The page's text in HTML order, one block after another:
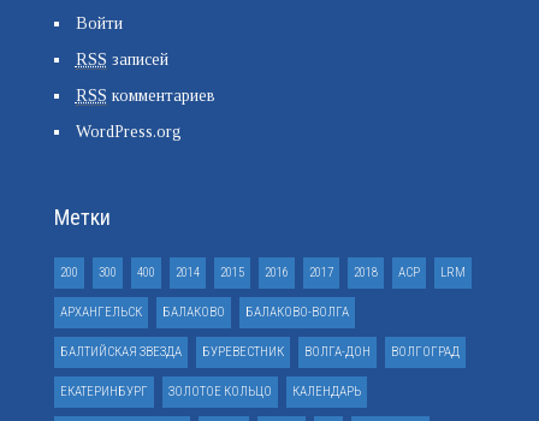
Войти
RSS записей
RSS комментариев
WordPress.org
Метки
200 300 400 2014 2015 2016 2017 2018 ACP LRM
АРХАНГЕЛЬСК БАЛАКОВО БАЛАКОВО-ВОЛГА
БАЛТИЙСКАЯ ЗВЕЗДА БУРЕВЕСТНИК ВОЛГА-ДОН ВОЛГОГРАД
ЕКАТЕРИНБУРГ ЗОЛОТОЕ КОЛЬЦО КАЛЕНДАРЬ